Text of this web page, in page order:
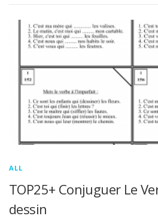
ALL
TOP25+ Conjuguer Le
dessin